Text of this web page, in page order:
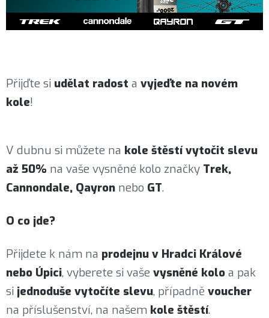
Přijďte si udělat radost a vyjeďte na novém
kole!
V dubnu si můžete na kole štěstí vytočit slevu
až 50% na vaše vysněné kolo značky Trek,
Cannondale, Qayron nebo GT.
O co jde?
Přijdete k nám na prodejnu v Hradci Králové
nebo Úpici, vyberete si vaše vysněné kolo a pak
si jednoduše vytočíte slevu, případně voucher
na příslušenství, na našem kole štěstí.